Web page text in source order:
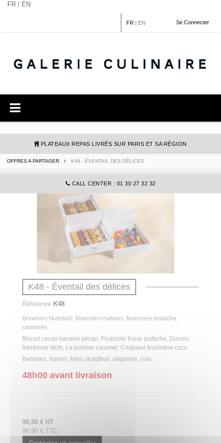
FR / EN
Se Connecter
FR| EN
PLATEAUX REPAS LIVRÉS SUR PARIS ET SA RÉGION
COMMANDE@GALERIECULINAIRE.FR
CALL CENTER : 01 30 27 32 32
OFFRES A PARTAGER K48 - ÉVENTAIL DES DÉLICES
K48 - Éventail des délices
Référence K48
Brownies Nutella®, financiers natures, financiers pistache,
cannelés
Biscuit cacao banane pécan, Financier fraise pistache, Danois
framboise litchi, La pomme caramel, Croquant feuilletine coco
Bananes, fraises, frites, dragibus, alligators, cola
48h00 avant livraison
98,90 € HT
98,90 € TTC
Panneau de gestion des cookies